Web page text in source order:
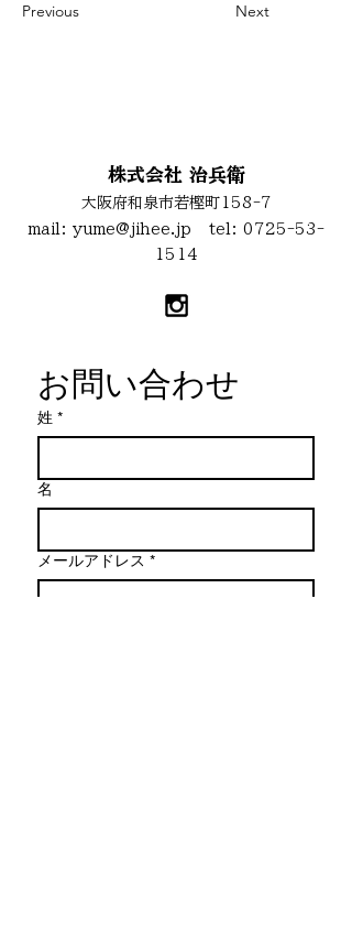
Previous Next
株式会社 治兵衛
大阪府和泉市若樫町158-7
mail: yume@jihee.jp tel: 0725-53-
1514
お問い合わせ
姓 *
名
メールアドレス *